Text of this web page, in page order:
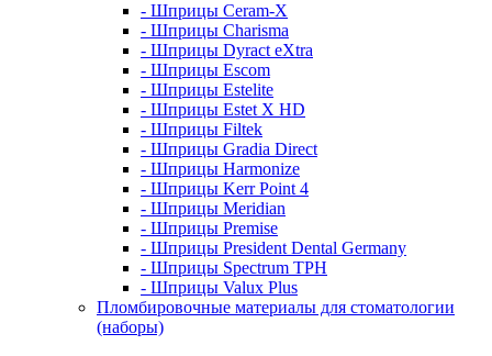
- Шприцы Ceram-X
- Шприцы Charisma
- Шприцы Dyract eXtra
- Шприцы Escom
- Шприцы Estelite
- Шприцы Estet X HD
- Шприцы Filtek
- Шприцы Gradia Direct
- Шприцы Harmonize
- Шприцы Kerr Point 4
- Шприцы Meridian
- Шприцы Premise
- Шприцы President Dental Germany
- Шприцы Spectrum TPH
- Шприцы Valux Plus
Пломбировочные материалы для стоматологии
(наборы)